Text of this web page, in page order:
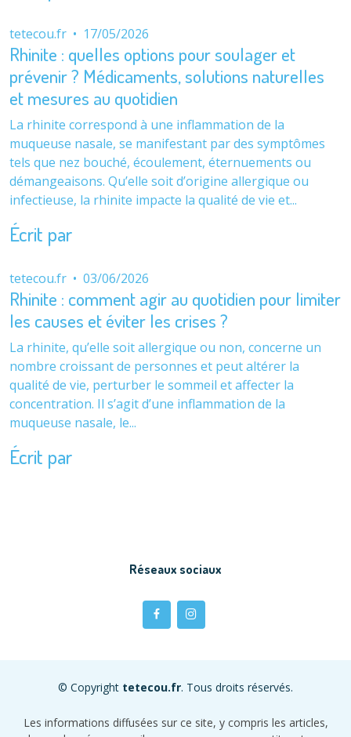
tetecou.fr • 17/05/2026
Rhinite : quelles options pour soulager et
prévenir ? Médicaments, solutions naturelles
et mesures au quotidien
La rhinite correspond à une inflammation de la
muqueuse nasale, se manifestant par des symptômes
tels que nez bouché, écoulement, éternuements ou
démangeaisons. Qu’elle soit d’origine allergique ou
infectieuse, la rhinite impacte la qualité de vie et...
Écrit par
tetecou.fr • 03/06/2026
Rhinite : comment agir au quotidien pour limiter
les causes et éviter les crises ?
La rhinite, qu’elle soit allergique ou non, concerne un
nombre croissant de personnes et peut altérer la
qualité de vie, perturber le sommeil et affecter la
concentration. Il s’agit d’une inflammation de la
muqueuse nasale, le...
Écrit par
Réseaux sociaux
© Copyright tetecou.fr. Tous droits réservés.
Les informations diffusées sur ce site, y compris les articles,